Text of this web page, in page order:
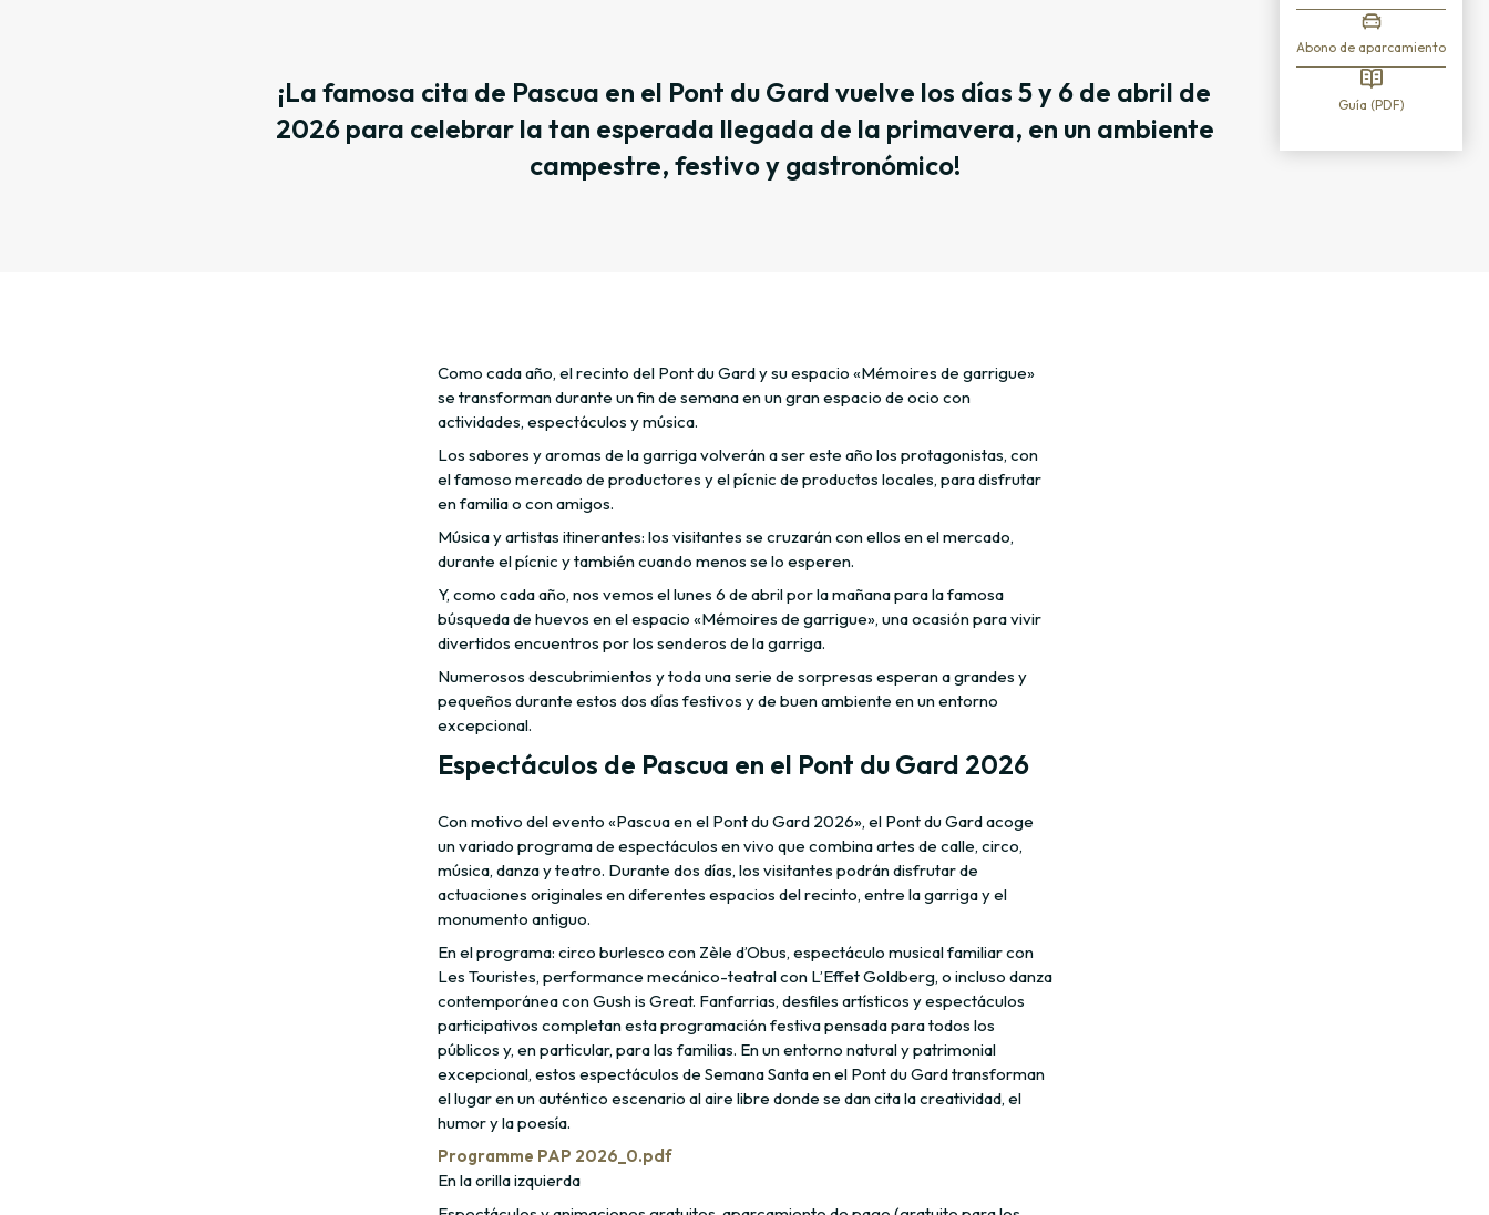
¡La famosa cita de Pascua en el Pont du Gard vuelve los días 5 y 6 de abril de
2026 para celebrar la tan esperada llegada de la primavera, en un ambiente
campestre, festivo y gastronómico!
Como cada año, el recinto del Pont du Gard y su espacio «Mémoires de garrigue»
se transforman durante un fin de semana en un gran espacio de ocio con
actividades, espectáculos y música.
Los sabores y aromas de la garriga volverán a ser este año los protagonistas, con
el famoso mercado de productores y el pícnic de productos locales, para disfrutar
en familia o con amigos.
Música y artistas itinerantes: los visitantes se cruzarán con ellos en el mercado,
durante el pícnic y también cuando menos se lo esperen.
Y, como cada año, nos vemos el lunes 6 de abril por la mañana para la famosa
búsqueda de huevos en el espacio «Mémoires de garrigue», una ocasión para vivir
divertidos encuentros por los senderos de la garriga.
Numerosos descubrimientos y toda una serie de sorpresas esperan a grandes y
pequeños durante estos dos días festivos y de buen ambiente en un entorno
excepcional.
Espectáculos de Pascua en el Pont du Gard 2026
Con motivo del evento «Pascua en el Pont du Gard 2026», el Pont du Gard acoge
un variado programa de espectáculos en vivo que combina artes de calle, circo,
música, danza y teatro. Durante dos días, los visitantes podrán disfrutar de
actuaciones originales en diferentes espacios del recinto, entre la garriga y el
monumento antiguo.
En el programa: circo burlesco con Zèle d’Obus, espectáculo musical familiar con
Les Touristes, performance mecánico-teatral con L’Effet Goldberg, o incluso danza
contemporánea con Gush is Great. Fanfarrias, desfiles artísticos y espectáculos
participativos completan esta programación festiva pensada para todos los
públicos y, en particular, para las familias. En un entorno natural y patrimonial
excepcional, estos espectáculos de Semana Santa en el Pont du Gard transforman
el lugar en un auténtico escenario al aire libre donde se dan cita la creatividad, el
humor y la poesía.
Programme PAP 2026_0.pdf
En la orilla izquierda
Abono de aparcamiento
Guía (PDF)